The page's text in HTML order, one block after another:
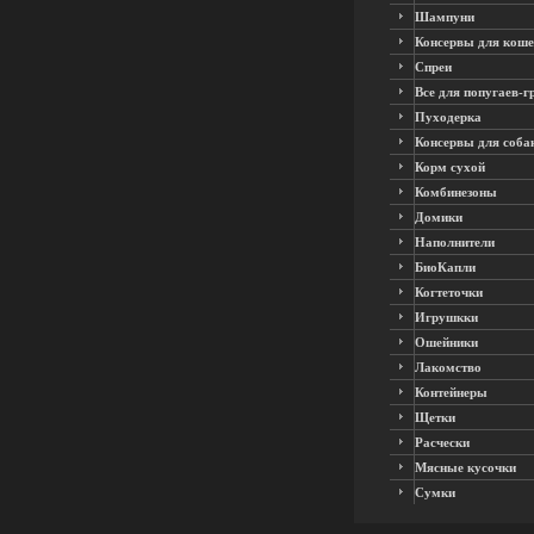
Шампуни
Консервы для
Спреи
Все для попугаев-
Пуходерка
Консервы для
Корм сухой
Комбинезоны
Домики
Наполнители
БиоКапли
Когтеточки
Игрушкки
Ошейники
Лакомство
Контейнеры
Щетки
Расчески
Мясные кусочки
Сумки